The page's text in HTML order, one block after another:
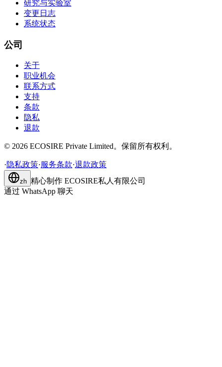
研究与实验室
变更日志
系统状态
公司
关于
职业机会
联系方式
支持
条款
隐私
退款
© 2026 ECOSIRE Private Limited。保留所有权利。
·隐私政策·服务条款·退款政策
zh 精心制作 ECOSIRE私人有限公司
通过 WhatsApp 聊天